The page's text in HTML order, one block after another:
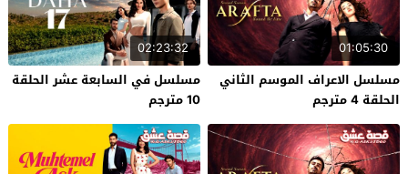
01:05:30
مسلسل الاعراف الموسم الثاني
الحلقة 4 مترجم
02:23:32
مسلسل في السابعة عشر الحلقة
10 مترجم